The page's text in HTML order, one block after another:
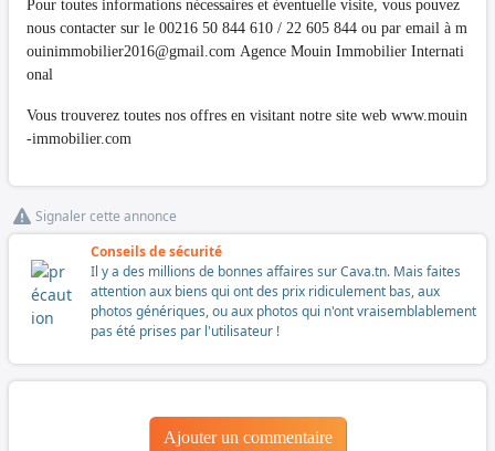
Pour toutes informations nécessaires et éventuelle visite, vous pouvez
nous contacter sur le 00216 50 844 610 / 22 605 844 ou par email à m
ouinimmobilier2016@gmail.com Agence Mouin Immobilier Internati
onal
Vous trouverez toutes nos offres en visitant notre site web www.mouin
-immobilier.com
Signaler cette annonce
Conseils de sécurité
Il y a des millions de bonnes affaires sur Cava.tn. Mais faites
attention aux biens qui ont des prix ridiculement bas, aux
photos génériques, ou aux photos qui n'ont vraisemblablement
pas été prises par l'utilisateur !
Ajouter un commentaire